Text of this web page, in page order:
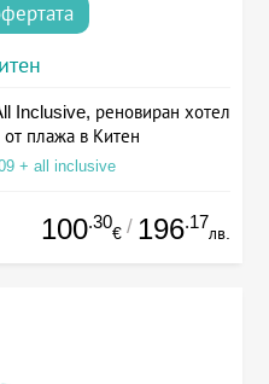
Inclusive, реновиран хотел
плажа в Китен
+ all inclusive
100.30
€ / 196.17
лв.